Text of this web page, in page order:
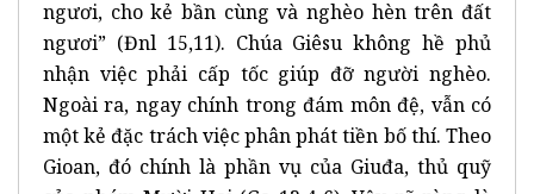
ngươi, cho kẻ bần cùng và nghèo hèn trên đất
ngươi” (Đnl 15,11). Chúa Giêsu không hề phủ
nhận việc phải cấp tốc giúp đỡ người nghèo.
Ngoài ra, ngay chính trong đám môn đệ, vẫn có
một kẻ đặc trách việc phân phát tiền bố thí. Theo
Gioan, đó chính là phần vụ của Giuđa, thủ quỹ